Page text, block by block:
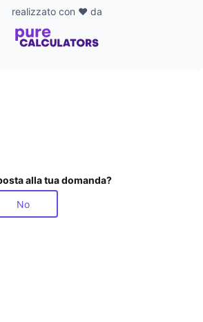
realizzato con ❤️ da
alla tua domanda?
No